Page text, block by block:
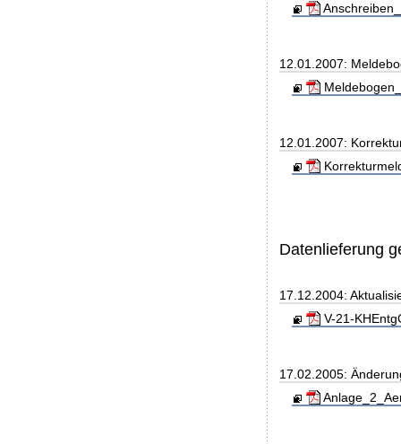
12.01.2007:
12.01.2007:
Datenlieferung
17.12.2004:
V-21-
17.02.2005: